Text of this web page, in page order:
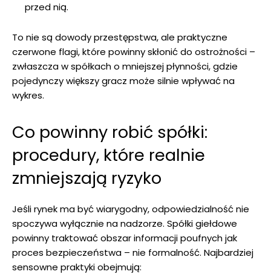
przed nią.
To nie są dowody przestępstwa, ale praktyczne
czerwone flagi, które powinny skłonić do ostrożności –
zwłaszcza w spółkach o mniejszej płynności, gdzie
pojedynczy większy gracz może silnie wpływać na
wykres.
Co powinny robić spółki:
procedury, które realnie
zmniejszają ryzyko
Jeśli rynek ma być wiarygodny, odpowiedzialność nie
spoczywa wyłącznie na nadzorze. Spółki giełdowe
powinny traktować obszar informacji poufnych jak
proces bezpieczeństwa – nie formalność. Najbardziej
sensowne praktyki obejmują: